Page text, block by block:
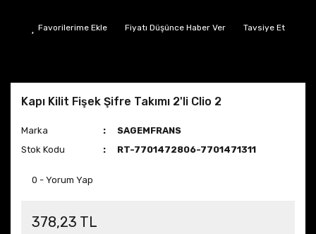
Fiyatı Düşünce Haber Ver Tavsiye Et
Kapı Kilit Fişek Şifre Takımı 2'li Clio 2
Marka
SAGEMFRANS
Stok Kodu
RT-7701472806-7701471311
0 - Yorum Yap
378,23 TL